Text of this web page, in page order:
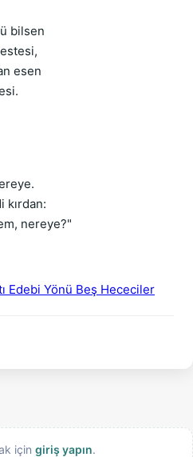
bilsen
esen
kırdan:
nereye?"
Edebi Yönü Beş Hececiler
için giriş yapın.